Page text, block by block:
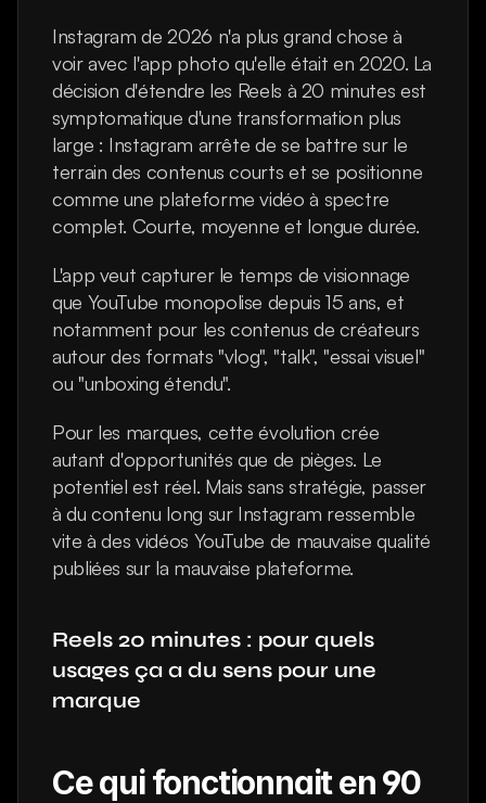
Instagram de 2026 n'a plus grand chose à
voir avec l'app photo qu'elle était en 2020. La
décision d'étendre les Reels à 20 minutes est
symptomatique d'une transformation plus
large : Instagram arrête de se battre sur le
terrain des contenus courts et se positionne
comme une plateforme vidéo à spectre
complet. Courte, moyenne et longue durée.
L'app veut capturer le temps de visionnage
que YouTube monopolise depuis 15 ans, et
notamment pour les contenus de créateurs
autour des formats "vlog", "talk", "essai visuel"
ou "unboxing étendu".
Pour les marques, cette évolution crée
autant d'opportunités que de pièges. Le
potentiel est réel. Mais sans stratégie, passer
à du contenu long sur Instagram ressemble
vite à des vidéos YouTube de mauvaise qualité
publiées sur la mauvaise plateforme.
Reels 20 minutes : pour quels
usages ça a du sens pour une
marque
Ce qui fonctionnait en 90